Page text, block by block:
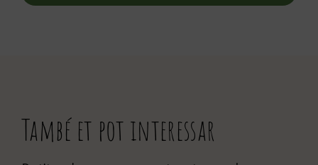
També et pot interessar